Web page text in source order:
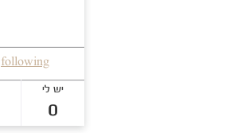
following
יש לי
0